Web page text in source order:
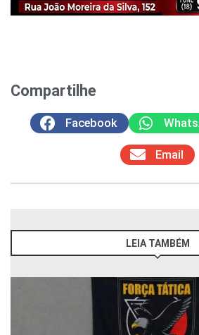
Compartilhe
Facebook
Email
LEIA TAMBÉM